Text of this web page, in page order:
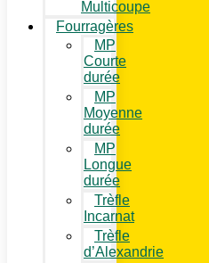
Multicoupe
Fourragères
MP
Courte
durée
MP
Moyenne
durée
MP
Longue
durée
Trèfle
Incarnat
Trèfle
d’Alexandrie